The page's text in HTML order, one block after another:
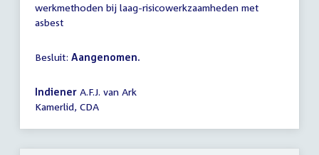
werkmethoden bij laag-risicowerkzaamheden met
asbest
Besluit: Aangenomen.
Indiener A.F.J. van Ark
Kamerlid, CDA